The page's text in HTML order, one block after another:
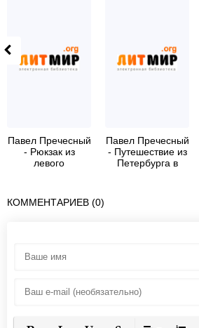
Павел Пречесный
- Рюкзак из
левого
Петербурга в
Москву - 2)
Павел Пречесный
- Путешествие из
Петербурга в
КОММЕНТАРИЕВ (0)